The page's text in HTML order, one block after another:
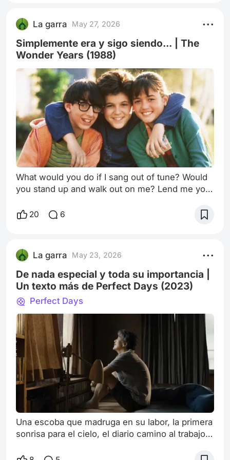
Fonda. La película fue filmada cuando
La garra May 27, 2026
Simplemente era y sigo siendo... | The
Wonder Years (1988)
What would you do if I sang out of tune? Would
you stand up and walk out on me? Lend me your
out of key, yeah Con voz rasposa, Joe Cocker
anunciaba mi vida en episodios de 25 minutos.
Yo tenía 10 años y comenzaba la década de los
noventa: una época de
20 6
La garra May 23, 2026
De nada especial y toda su importancia |
Un texto más de Perfect Days (2023)
Perfect Days
Una escoba que madruga en su labor, la primera
sonrisa para el cielo, el diario camino al trabajo
Skytree en el paso con canciones viejas de